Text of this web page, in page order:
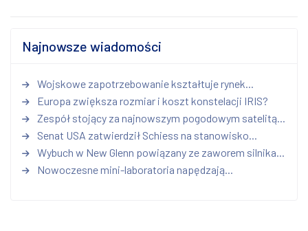
Najnowsze wiadomości
Wojskowe zapotrzebowanie kształtuje rynek...
Europa zwiększa rozmiar i koszt konstelacji IRIS?
Zespół stojący za najnowszym pogodowym satelitą...
Senat USA zatwierdził Schiess na stanowisko...
Wybuch w New Glenn powiązany ze zaworem silnika...
Nowoczesne mini-laboratoria napędzają...